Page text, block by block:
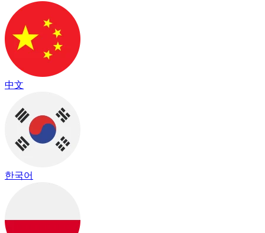
中文
한국어